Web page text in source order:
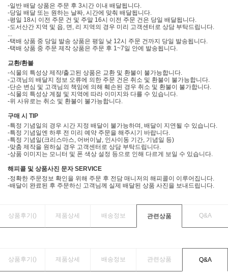
-일반 배달 상품은 주문 후 3시간 이내 배달됩니다.
-당일 배달 또는 원하는 날짜, 시간에 맞춰 배달됩니다.
-평일 18시 이전 주문 건 및 주말 16시 이전 주문 건은 당일 배달됩니다.
-도서산간 지역 및 읍, 면, 리 지역의 경우 미리 고객센터로 상담 부탁드립니다.
-택배 상품 중 당일 발송 상품은 평일 낮 12시 주문 건까지 당일 발송됩니다.
-택배 상품 중 주문 제작 상품은 주문 후 1~7일 안에 발송됩니다.
교환/환불
-식물의 특성상 제작/출고된 상품은 교환 및 환불이 불가능합니다.
-고객님의 배달지 정보 오류에 의한 주문 건은 취소 및 환불이 불가능합니다.
-단순 변심 및 고객님의 책임에 의해 훼손된 경우 취소 및 환불이 불가합니다.
-식물의 특성상 계절 및 지역에 따라 이미지와 다를 수 있습니다.
-위 사유로는 취소 및 환불이 불가능합니다.
구매 시 TIP
-특정 기념일의 경우 시간 지정 배달이 불가능하며, 배달이 지연될 수 있습니다.
-특정 기념일엔 하루 전 미리 예약 주문을 해주시기 바랍니다.
-특정 기념일(크리스마스, 어버이날, 인사이동 기간, 기념일 등)
-맞춤 제작을 원하실 경우 고객센터로 상담 부탁드립니다.
-상품 이미지는 모니터 및 폰 색상 설정 등으로 인해 다르게 보일 수 있습니다.
해피콜 및 상품사진 문자 SERVICE
-정확한 주문정보 확인을 위해 주문 후 전담 매니저의 해피콜이 이루어집니다.
-배달이 완료된 후 주문하신 고객님께 실제 배달된 상품 사진을 보내드립니다.
상품후기() 제품상세 배송정보 관련상품 Q&A
상품후기() 제품상세 배송정보 관련상품 Q&A